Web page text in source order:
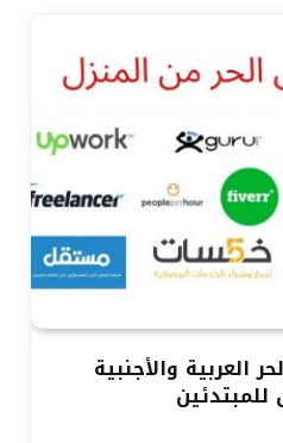
العربية والأجنبية
للمبتدئين